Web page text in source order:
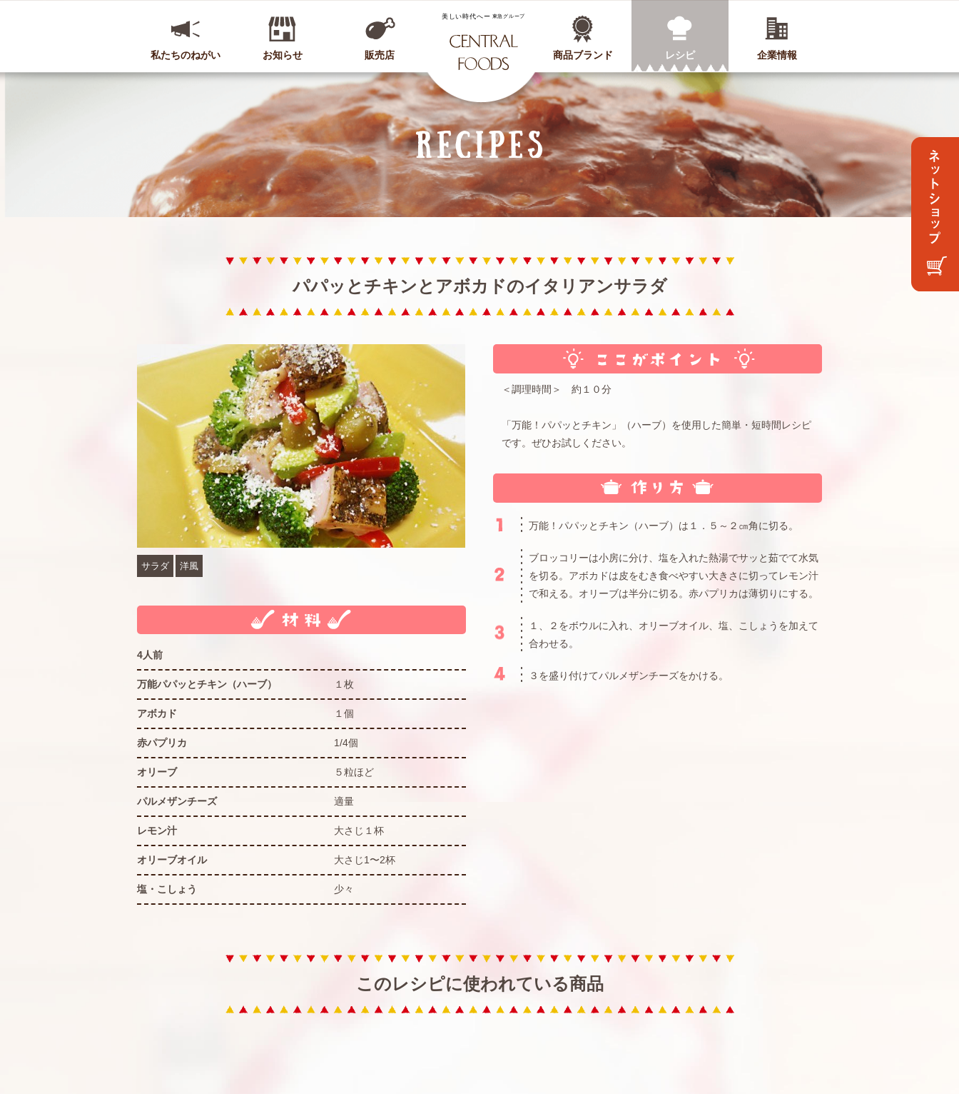
CENTRAL FOODS
私たちのねがい お知らせ 販売店 商品ブランド レシピ 企業情報
パパッとチキンとアボカドのイタリアンサラダ
サラダ 洋風
4人前
万能パパッとチキン（ハーブ） １枚
アボカド １個
赤パプリカ 1/4個
オリーブ ５粒ほど
パルメザンチーズ 適量
レモン汁 大さじ１杯
オリーブオイル 大さじ1〜2杯
塩・こしょう 少々
＜調理時間＞ 約１０分
「万能！パパッとチキン」（ハーブ）を使用した簡単・短時間レシピ
です。ぜひお試しください。
万能！パパッとチキン（ハーブ）は１．５～２㎝角に切る。
ブロッコリーは小房に分け、塩を入れた熱湯でサッと茹でて水気
を切る。アボカドは皮をむき食べやすい大きさに切ってレモン汁
で和える。オリーブは半分に切る。赤パプリカは薄切りにする。
１、２をボウルに入れ、オリーブオイル、塩、こしょうを加えて
合わせる。
３を盛り付けてパルメザンチーズをかける。
このレシピに使われている商品